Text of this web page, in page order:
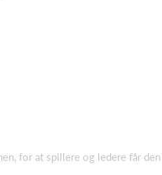
for at spillere og ledere får